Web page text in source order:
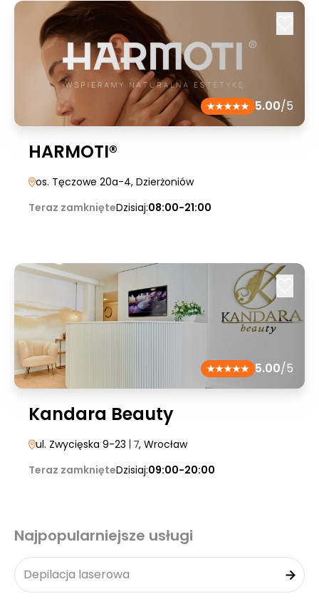
5.00/5
HARMOTI®
os. Tęczowe 20a-4, Dzierżoniów
Teraz zamknięteDzisiaj:08:00-21:00
5.00/5
Kandara Beauty
ul. Zwycięska 9-23 | 7, Wrocław
Teraz zamknięteDzisiaj:09:00-20:00
Najpopularniejsze usługi
Depilacja laserowa